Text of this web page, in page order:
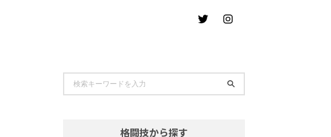
格闘技から探す